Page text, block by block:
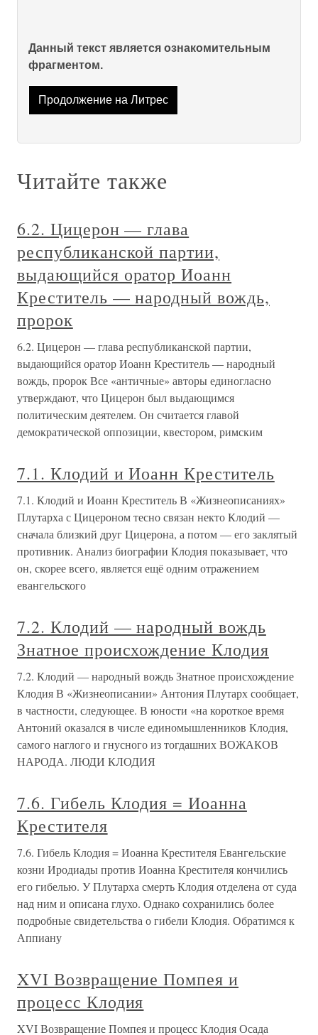
Данный текст является ознакомительным
фрагментом.
Продолжение на Литрес
Читайте также
6.2. Цицерон — глава
республиканской партии,
выдающийся оратор Иоанн
Креститель — народный вождь,
пророк
6.2. Цицерон — глава республиканской партии,
выдающийся оратор Иоанн Креститель — народный
вождь, пророк Все «античные» авторы единогласно
утверждают, что Цицерон был выдающимся
политическим деятелем. Он считается главой
демократической оппозиции, квестором, римским
7.1. Клодий и Иоанн Креститель
7.1. Клодий и Иоанн Креститель В «Жизнеописаниях»
Плутарха с Цицероном тесно связан некто Клодий —
сначала близкий друг Цицерона, а потом — его заклятый
противник. Анализ биографии Клодия показывает, что
он, скорее всего, является ещё одним отражением
евангельского
7.2. Клодий — народный вождь
Знатное происхождение Клодия
7.2. Клодий — народный вождь Знатное происхождение
Клодия В «Жизнеописании» Антония Плутарх сообщает,
в частности, следующее. В юности «на короткое время
Антоний оказался в числе единомышленников Клодия,
самого наглого и гнусного из тогдашних ВОЖАКОВ
НАРОДА. ЛЮДИ КЛОДИЯ
7.6. Гибель Клодия = Иоанна
Крестителя
7.6. Гибель Клодия = Иоанна Крестителя Евангельские
козни Иродиады против Иоанна Крестителя кончились
его гибелью. У Плутарха смерть Клодия отделена от суда
над ним и описана глухо. Однако сохранились более
подробные свидетельства о гибели Клодия. Обратимся к
Аппиану
XVI Возвращение Помпея и
процесс Клодия
XVI Возвращение Помпея и процесс Клодия Осада